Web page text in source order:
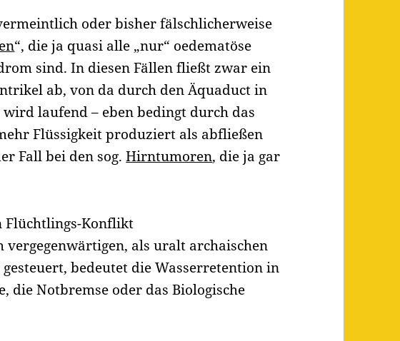
oder bisher fälschlicherweise
“, die ja quasi alle „nur“ oedematöse
sind. In diesen Fällen fließt zwar ein
ab, von da durch den Äquaduct in
laufend – eben bedingt durch das
Flüssigkeit produziert als abfließen
Fall bei den sog.Hirntumoren, die ja gar
Flüchtlings-Konflikt
vergegenwärtigen, als uralt archaischen
bedeutet die Wasserretention in
die Notbremse oder das Biologische